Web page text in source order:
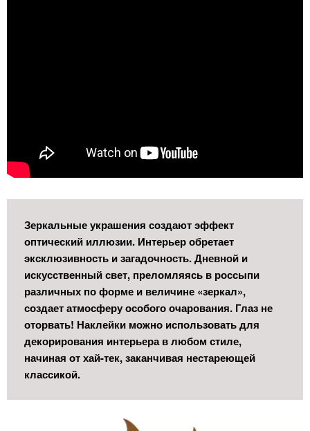
Зеркальные украшения создают эффект
оптический иллюзии. Интерьер обретает
эксклюзивность и загадочность. Дневной и
искусственный свет, преломляясь в россыпи
различных по форме и величине «зеркал»,
создает атмосферу особого очарования. Глаз не
оторвать! Наклейки можно использовать для
декорирования интерьера в любом стиле,
начиная от хай-тек, заканчивая нестареющей
классикой.